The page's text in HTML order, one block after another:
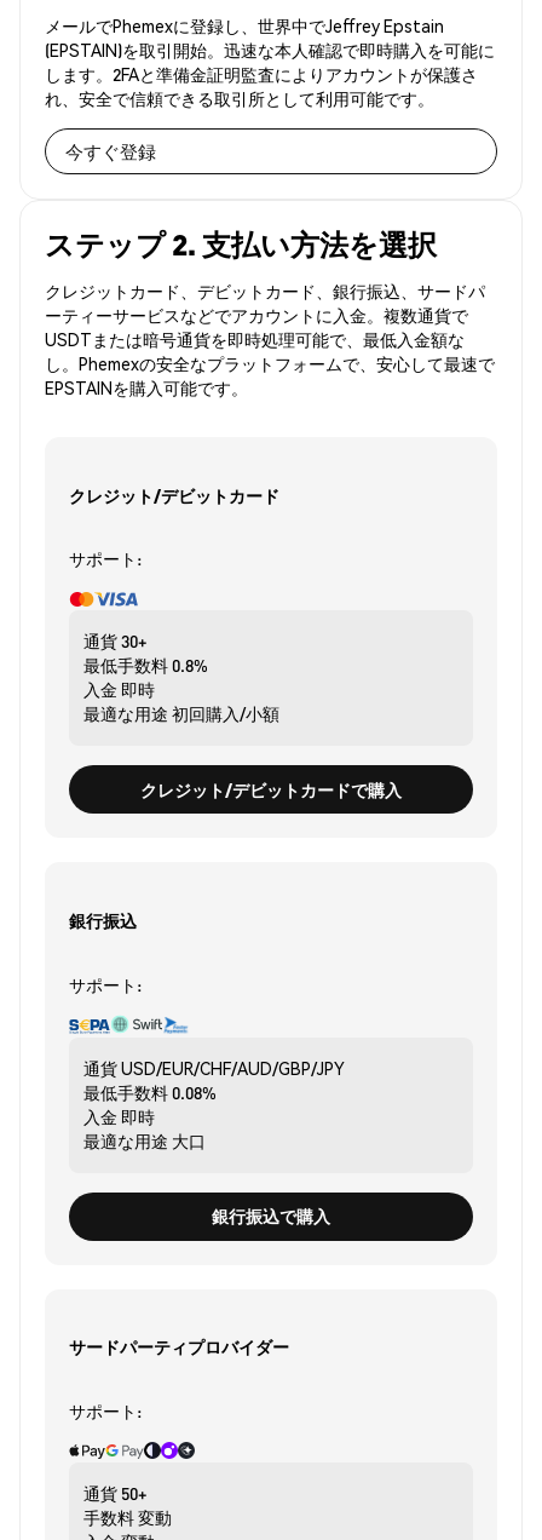
メールでPhemexに登録し、世界中でJeffrey Epstain
(EPSTAIN)を取引開始。迅速な本人確認で即時購入を可能に
します。2FAと準備金証明監査によりアカウントが保護さ
れ、安全で信頼できる取引所として利用可能です。
今すぐ登録
ステップ 2. 支払い方法を選択
クレジットカード、デビットカード、銀行振込、サードパ
ーティーサービスなどでアカウントに入金。複数通貨で
USDTまたは暗号通貨を即時処理可能で、最低入金額な
し。Phemexの安全なプラットフォームで、安心して最速で
EPSTAINを購入可能です。
クレジット/デビットカード
サポート:
通貨30+
最低手数料0.8%
入金 即時
最適な用途 初回購入/小額
クレジット/デビットカードで購入
銀行振込
サポート:
通貨USD/EUR/CHF/AUD/GBP/JPY
最低手数料0.08%
入金 即時
最適な用途 大口
銀行振込で購入
サードパーティプロバイダー
サポート:
通貨 50+
手数料変動